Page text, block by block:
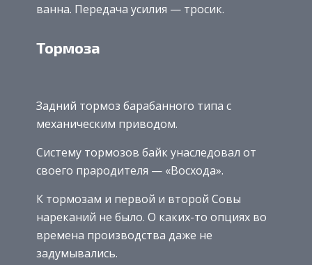
ванна. Передача усилия — тросик.
Тормоза
Задний тормоз барабанного типа с
механическим приводом.
Систему тормозов байк унаследовал от
своего прародителя — «Восхода».
К тормозам и первой и второй Совы
нареканий не было. О каких-то опциях во
времена производства даже не
задумывались.